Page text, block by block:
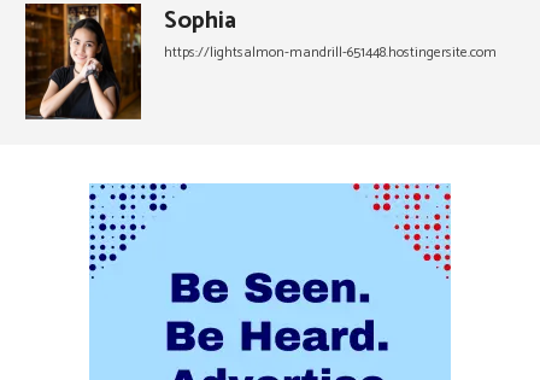
Sophia
https://lightsalmon-mandrill-651448.hostingersite.com